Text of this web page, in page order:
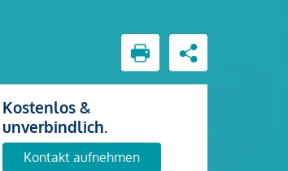
Kostenlos &
unverbindlich.
Kontakt aufnehmen